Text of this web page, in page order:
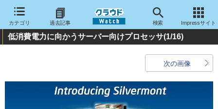
カテゴリ 過去記事 検索 Impressサイト
低消費電力に向かうサーバー向けプロセッサ(1/16)
次の画像